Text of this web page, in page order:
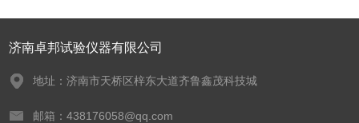
济南卓邦试验仪器有限公司
地址：济南市天桥区梓东大道齐鲁鑫茂科技城
邮箱：438176058@qq.com